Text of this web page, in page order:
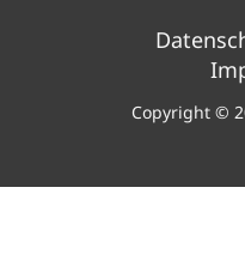
Copyright ©